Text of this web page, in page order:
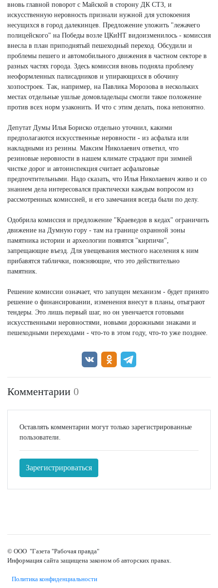
вновь главной поворот с Майской в сторону ДК СТЗ, и
искусственную неровность признали нужной для успокоения
несущихся в город далекинцев. Предложение уложить "лежачего
полицейского" на Победы возле ЦКиНТ видоизменилось - комиссия
внесла в план приподнятый пешеходный переход. Обсудили и
проблемы пешего и автомобильного движения в частном секторе в
разных частях города. Здесь комиссия вновь подняла проблему
неоформленных палисадников и упирающихся в обочину
хозпостроек. Так, например, на Павлика Морозова в нескольких
местах отдельные ушлые домовладельцы смогли такое положение
против всех норм узаконить. И что с этим делать, пока непонятно.
Депутат Думы Илья Бориско отдельно уточнил, какими
предполагаются искусственные неровности - из асфальта или
накладными из резины. Максим Николаевич ответил, что
резиновые неровности в нашем климате страдают при зимней
чистке дорог и автоинспекция считает асфальтовые
предпочтительными. Надо сказать, что Илья Николаевич живо и со
знанием дела интересовался практически каждым вопросом из
рассмотренных комиссией, и его замечания всегда были по делу.
Одобрила комиссия и предложение "Краеведов в кедах" ограничить
движение на Думную гору - там на границе охранной зоны
памятника истории и археологии появятся "кирпичи",
запрещающие въезд. Для увещевания местного населения к ним
прибавятся таблички, поясняющие, что это действительно
памятник.
Решение комиссии означает, что запущен механизм - будет принято
решение о финансировании, изменения внесут в планы, отыграют
тендеры. Это лишь первый шаг, но он увенчается готовыми
искусственными неровностями, новыми дорожными знаками и
пешеходными переходами - что-то в этом году, что-то уже позднее.
Комментарии 0
Оставлять комментарии могут только зарегистрированные
пользователи.
Зарегистрироваться
© ООО "Газета "Рабочая правда"
Информация сайта защищена законом об авторских правах.
Политика конфиденциальности